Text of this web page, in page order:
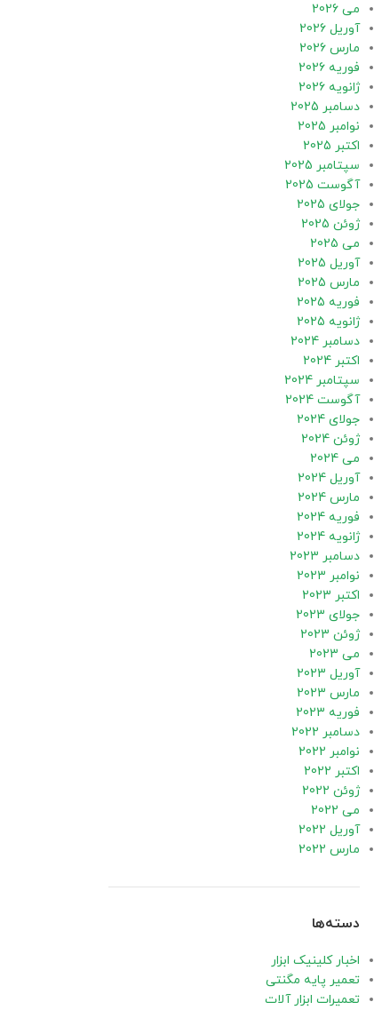
می 2026
آوریل 2026
مارس 2026
فوریه 2026
ژانویه 2026
دسامبر 2025
نوامبر 2025
اکتبر 2025
سپتامبر 2025
آگوست 2025
جولای 2025
ژوئن 2025
می 2025
آوریل 2025
مارس 2025
فوریه 2025
ژانویه 2025
دسامبر 2024
اکتبر 2024
سپتامبر 2024
آگوست 2024
جولای 2024
ژوئن 2024
می 2024
آوریل 2024
مارس 2024
فوریه 2024
ژانویه 2024
دسامبر 2023
نوامبر 2023
اکتبر 2023
جولای 2023
ژوئن 2023
می 2023
آوریل 2023
مارس 2023
فوریه 2023
دسامبر 2022
نوامبر 2022
اکتبر 2022
ژوئن 2022
می 2022
آوریل 2022
مارس 2022
دسته‌ها
اخبار کلینیک ابزار
تعمیر پایه مگنتی
تعمیرات ابزار آلات